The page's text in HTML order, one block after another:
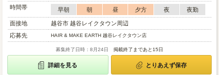
時間帯
早朝 朝 昼 夕方 夜
夜勤
面接地
越谷市 越谷レイクタウン周辺
応募先
HAIR & MAKE EARTH 越谷レイクタウン店
募集終了日時：8月24日 掲載終了まであと15日
詳細を見る とりあえず保存